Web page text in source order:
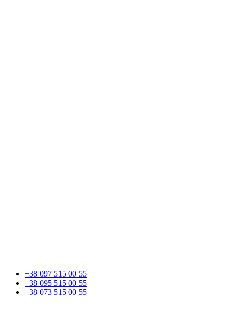
+38 097 515 00 55
+38 095 515 00 55
+38 073 515 00 55